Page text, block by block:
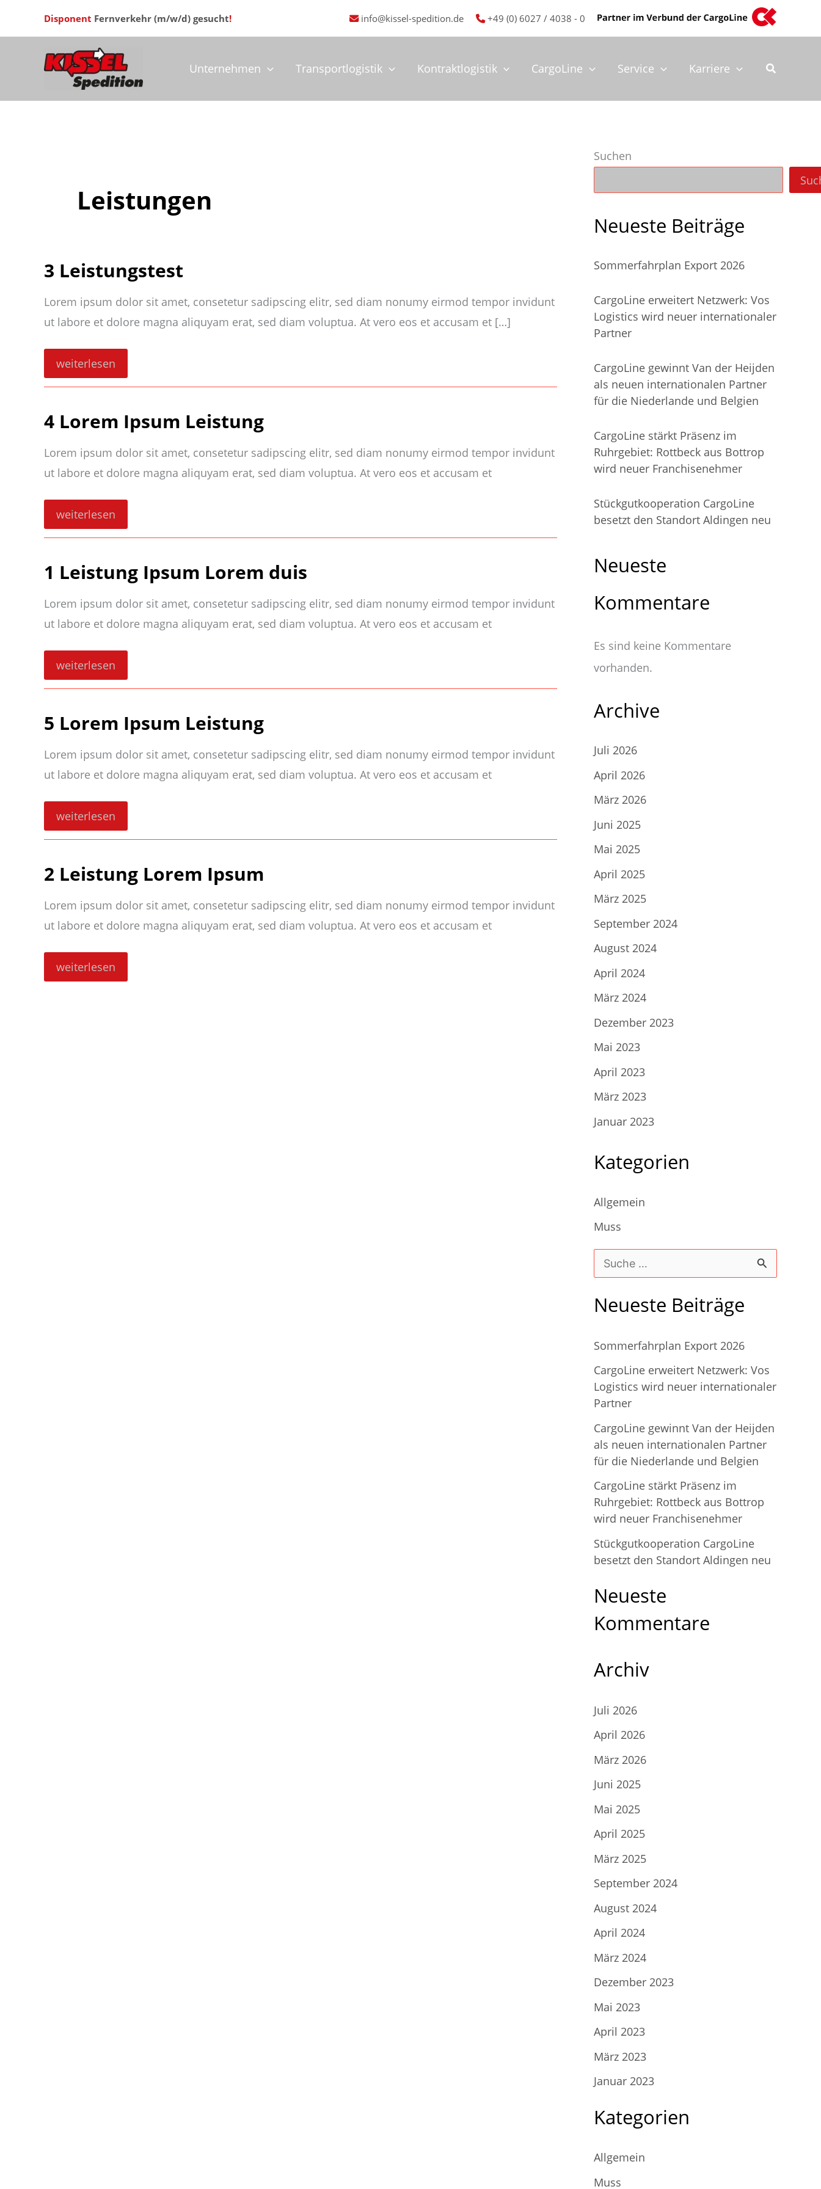
Disponent Fernverkehr (m/w/d) gesucht! info@kissel-spedition.de +49 (0) 6027 / 4038 - 0
Unternehmen Transportlogistik Kontraktlogistik CargoLine Service Karriere
Leistungen
3 Leistungstest
Lorem ipsum dolor sit amet, consetetur sadipscing elitr, sed diam nonumy eirmod tempor invidunt
ut labore et dolore magna aliquyam erat, sed diam voluptua. At vero eos et accusam et […]
3
weiterlesen
4 Lorem Ipsum Leistung
Lorem ipsum dolor sit amet, consetetur sadipscing elitr, sed diam nonumy eirmod tempor invidunt
ut labore et dolore magna aliquyam erat, sed diam voluptua. At vero eos et accusam et
4
Ipsum
weiterlesen
1 Leistung Ipsum Lorem duis
Lorem ipsum dolor sit amet, consetetur sadipscing elitr, sed diam nonumy eirmod tempor invidunt
ut labore et dolore magna aliquyam erat, sed diam voluptua. At vero eos et accusam et
1
Ipsum
weiterlesen
5 Lorem Ipsum Leistung
Lorem ipsum dolor sit amet, consetetur sadipscing elitr, sed diam nonumy eirmod tempor invidunt
ut labore et dolore magna aliquyam erat, sed diam voluptua. At vero eos et accusam et
5
Ipsum
weiterlesen
2 Leistung Lorem Ipsum
Lorem ipsum dolor sit amet, consetetur sadipscing elitr, sed diam nonumy eirmod tempor invidunt
ut labore et dolore magna aliquyam erat, sed diam voluptua. At vero eos et accusam et
2
weiterlesen
Suchen
Neueste Beiträge
Sommerfahrplan Export 2026
CargoLine erweitert Netzwerk: Vos
Logistics wird neuer internationaler
Partner
CargoLine gewinnt Van der Heijden
als neuen internationalen Partner
für die Niederlande und Belgien
CargoLine stärkt Präsenz im
Ruhrgebiet: Rottbeck aus Bottrop
wird neuer Franchisenehmer
Stückgutkooperation CargoLine
besetzt den Standort Aldingen neu
Neueste
Kommentare
Es sind keine Kommentare
vorhanden.
Archive
Juli 2026
April 2026
März 2026
Juni 2025
Mai 2025
April 2025
März 2025
September 2024
August 2024
April 2024
März 2024
Dezember 2023
Mai 2023
April 2023
März 2023
Januar 2023
Kategorien
Allgemein
Muss
u
c
e
n
n
c
h
:
Neueste Beiträge
Sommerfahrplan Export 2026
CargoLine erweitert Netzwerk: Vos
Logistics wird neuer internationaler
Partner
CargoLine gewinnt Van der Heijden
als neuen internationalen Partner
für die Niederlande und Belgien
CargoLine stärkt Präsenz im
Ruhrgebiet: Rottbeck aus Bottrop
wird neuer Franchisenehmer
Stückgutkooperation CargoLine
besetzt den Standort Aldingen neu
Neueste
Kommentare
Archiv
Juli 2026
April 2026
März 2026
Juni 2025
Mai 2025
April 2025
März 2025
September 2024
August 2024
April 2024
März 2024
Dezember 2023
Mai 2023
April 2023
März 2023
Januar 2023
Kategorien
Allgemein
Muss